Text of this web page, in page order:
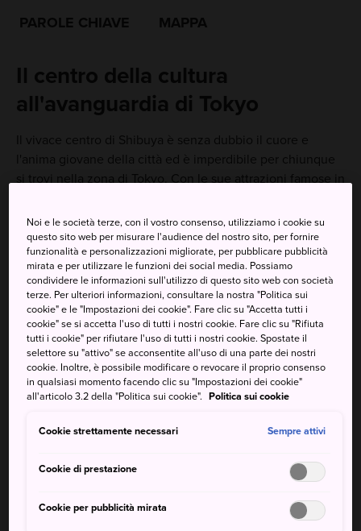
PAROLE CHIAVE MAPPA
Il centro della cultura
all'avanguardia di Tokyo
Il vivace centro di Shibuya è senza dubbio il cuore e
l'anima giovane della città ed è imperdibile per chiunque
si trovi nella zona di Tokyo. Con le sue attrazioni famose in
quest'area è un must per la sua vita notturna e la cultura
giovanile alla moda.
Da non perdere
Guardare la gente all'incredibile incrocio di
Shibuya
Passare a salutare la statua di Hachiko, il cane
Tokyo nel Center Gai e Dogenzaka
Noi e le società terze, con il vostro consenso, utilizziamo i cookie su
questo sito web per misurare l'audience del nostro sito, per fornire
funzionalità e personalizzazioni migliorate, per pubblicare pubblicità
mirata e per utilizzare le funzioni dei social media. Possiamo
condividere le informazioni sull'utilizzo di questo sito web con società
terze. Per ulteriori informazioni, consultare la nostra "Politica sui
cookie" e le "Impostazioni dei cookie". Fare clic su "Accetta tutti i
cookie" se si accetta l'uso di tutti i nostri cookie. Fare clic su "Rifiuta
tutti i cookie" per rifiutare l'uso di tutti i nostri cookie. Spostate il
selettore su "attivo" se acconsentite all'uso di una parte dei nostri
cookie. Inoltre, è possibile modificare o revocare il proprio consenso
in qualsiasi momento facendo clic su "Impostazioni dei cookie"
all'articolo 3.2 della "Politica sui cookie". Politica sui cookie
Cookie strettamente necessari Sempre attivi
Cookie di prestazione
Cookie per pubblicità mirata